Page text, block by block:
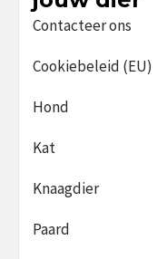
Contacteer ons
Cookiebeleid (EU)
Hond
Kat
Knaagdier
Paard